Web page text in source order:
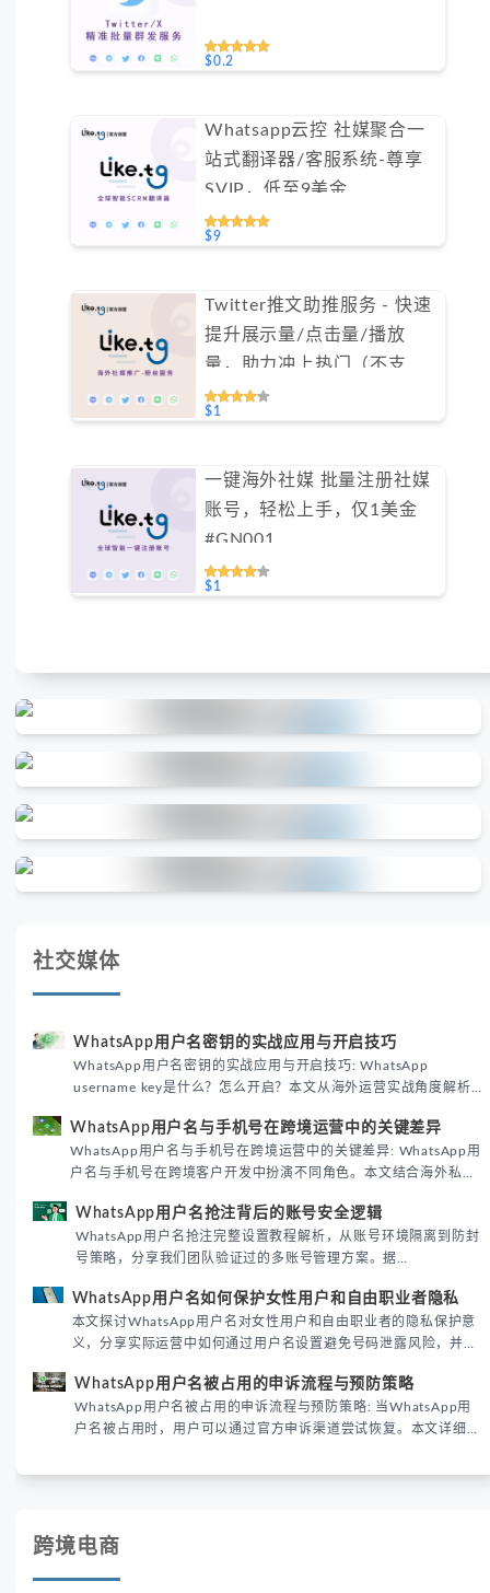
$0.2
Whatsapp云控 社媒聚合一
站式翻译器/客服系统-尊享
SVIP，低至9美金
#FYOK002
$9
Twitter推文助推服务 - 快速
提升展示量/点击量/播放
量，助力冲上热门（不支持
免费测试）
$1
一键海外社媒 批量注册社媒
账号，轻松上手，仅1美金
#GN001
$1
社交媒体
WhatsApp用户名密钥的实战应用与开启技巧
WhatsApp用户名密钥的实战应用与开启技巧: WhatsApp
username key是什么？怎么开启？本文从海外运营实战角度解析
境团队高效触达目标客户。
WhatsApp用户名与手机号在跨境运营中的关键差异
WhatsApp用户名与手机号在跨境运营中的关键差异: WhatsApp用
户名与手机号在跨境客户开发中扮演不同角色。本文结合海外私域
际差异，帮助团队优化WhatsApp营销策略。
WhatsApp用户名抢注背后的账号安全逻辑
WhatsApp用户名抢注完整设置教程解析，从账号环境隔离到防封
号策略，分享我们团队验证过的多账号管理方案。据
性直接影响转化率。
WhatsApp用户名如何保护女性用户和自由职业者隐私
本文探讨WhatsApp用户名对女性用户和自由职业者的隐私保护意
义，分享实际运营中如何通过用户名设置避免号码泄露风险，并提
已成为全球数字沟通的首要考量。
WhatsApp用户名被占用的申诉流程与预防策略
WhatsApp用户名被占用的申诉流程与预防策略: 当WhatsApp用
户名被占用时，用户可以通过官方申诉渠道尝试恢复。本文详细解
账号安全。
跨境电商